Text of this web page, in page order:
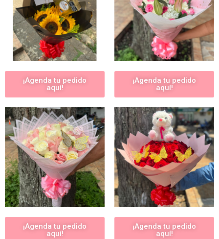
¡Agenda tu pedido
aquí!
¡Agenda tu pedido
aquí!
¡Agenda tu pedido
aquí!
¡Agenda tu pedido
aquí!